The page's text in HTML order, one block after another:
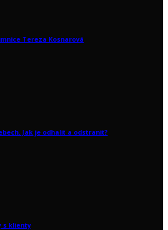
Tereza Kosnarová
Jak je odhalit a odstranit?
s klienty